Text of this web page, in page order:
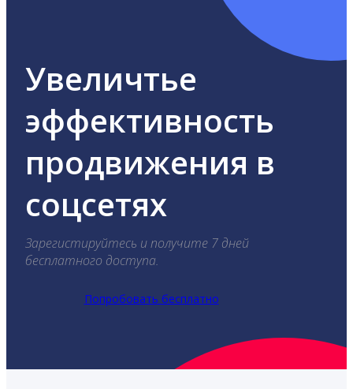
Увеличтье
эффективность
продвижения в
соцсетях
Зарегистируйтесь и получите 7 дней
бесплатного доступа.
Попробовать бесплатно